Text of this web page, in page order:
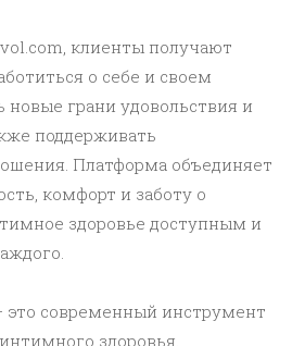
клиенты получают
о себе и своем
новые грани удовольствия и
поддерживать
Платформа объединяет
комфорт и заботу о
здоровье доступным и
это современный инструмент
здоровья,